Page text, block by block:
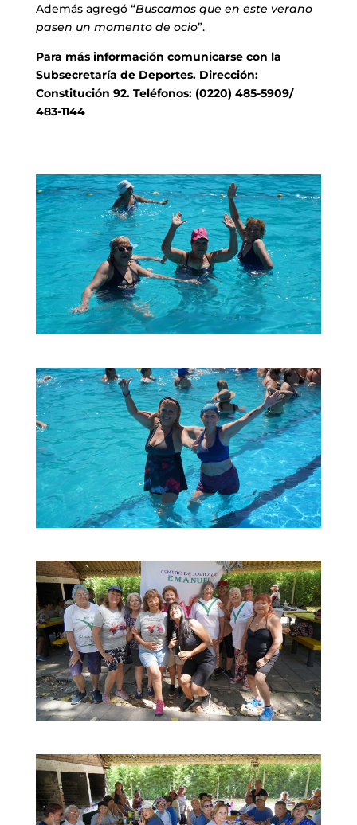
Además agregó “Buscamos que en este verano
pasen un momento de ocio”.
Para más información comunicarse con la
Subsecretaría de Deportes. Dirección:
Constitución 92. Teléfonos: (0220) 485-5909/
483-1144